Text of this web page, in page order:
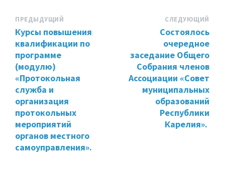
ПРЕДЫДУЩИЙ
Курсы повышения
квалификации по
программе
(модулю)
«Протокольная
служба и
организация
протокольных
мероприятий
органов местного
самоуправления».
СЛЕДУЮЩИЙ
Состоялось
очередное
заседание Общего
Собрания членов
Ассоциации «Совет
муниципальных
образований
Республики
Карелия».